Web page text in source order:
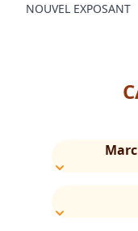
NOUVEL EXPOSANT